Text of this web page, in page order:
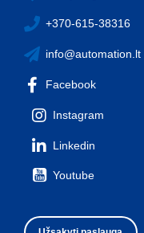
+370-615-38316
info@automation.lt
Facebook
Instagram
Linkedin
Youtube